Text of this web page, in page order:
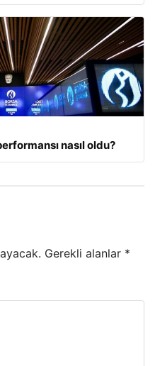
nasıl oldu?
Gerekli alanlar *